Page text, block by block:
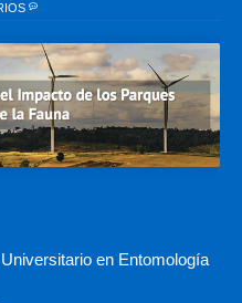
en Entomología